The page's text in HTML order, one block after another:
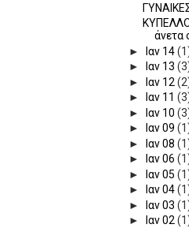
άνετα
►
Ιαν 14
►
Ιαν 13
►
Ιαν 12
►
Ιαν 11
►
Ιαν 10
►
Ιαν 09
►
Ιαν 08
►
Ιαν 06
►
Ιαν 05
►
Ιαν 04
►
Ιαν 03
►
Ιαν 02